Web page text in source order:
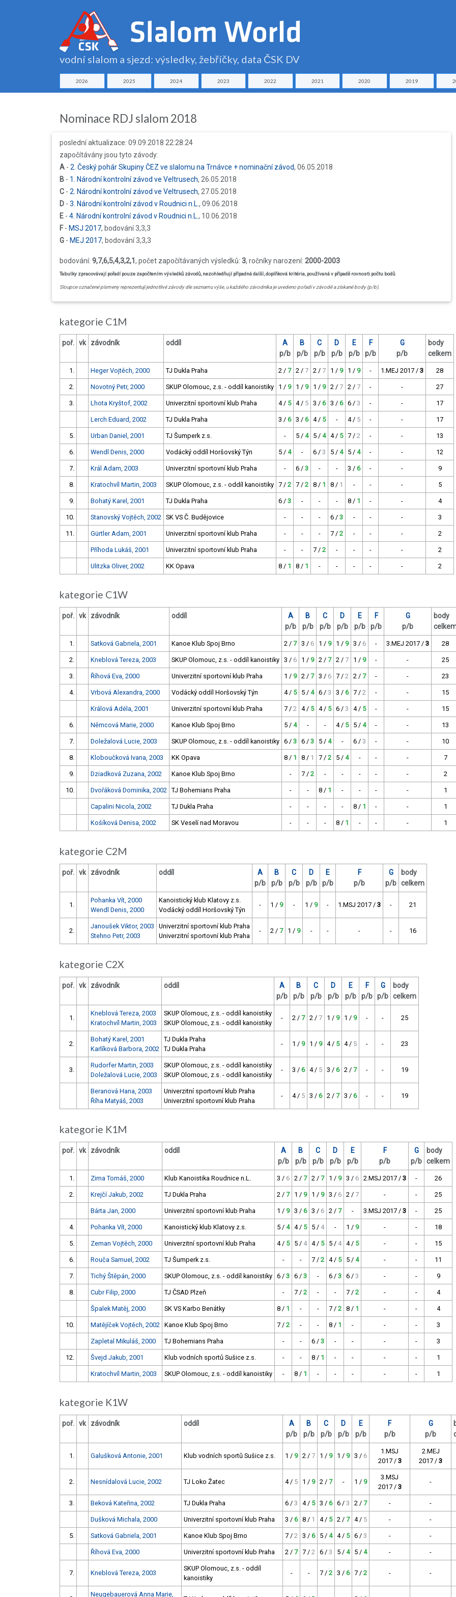
vodní slalom a sjezd: výsledky, žebříčky, data ČSK DV
2026 2025 2024 2023 2022 2021 2020 2019
Nominace RDJ slalom 2018
poslední aktualizace: 09.09.2018 22:28:24
započítávány jsou tyto závody:
A - 2. Český pohár Skupiny ČEZ ve slalomu na Trnávce + nominační závod, 06.05.2018
B - 1. Národní kontrolní závod ve Veltrusech, 26.05.2018
C - 2. Národní kontrolní závod ve Veltrusech, 27.05.2018
D - 3. Národní kontrolní závod v Roudnici n.L. , 09.06.2018
E - 4. Národní kontrolní závod v Roudnici n.L. , 10.06.2018
F- MSJ 2017, bodování 3,3,3
G - MEJ 2017, bodování 3,3,3
bodování: 9,7,6,5,4,3,2,1 , počet započítávaných výsledků: 3, ročníky narození: 2000-2003
Tabulky zpracovávají pořadí pouze započtením výsledků závodů, nezohledňují případná další, doplňková kritéria, používaná v případě rovnosti počtu bodů.
Sloupce označené písmeny reprezentují jednotlivé závody dle seznamu výše, u každého závodníka je uvedeno pořadí v závodě a získané body (p/b).
kategorie C1M
poř. vk závodník oddíl
A
p/b
B
p/b
C
p/b
D
p/b
E
p/b
F
p/b
G
p/b
body
celkem
1. Heger Vojtěch, 2000 TJ Dukla Praha 2 / 7 2 / 7 2 / 7 1 / 9 1 / 9 - 1.MEJ 2017 / 3 28
2. Novotný Petr, 2000 SKUP Olomouc, z.s. - oddíl kanoistiky 1 / 9 1 / 9 1 / 9 2 / 7 2 / 7 - - 27
3. Lhota Kryštof, 2002 Univerzitní sportovní klub Praha 4 / 5 4 / 5 3 / 6 3 / 6 6 / 3 - - 17
Lerch Eduard, 2002 TJ Dukla Praha 3 / 6 3 / 6 4 / 5 - 4 / 5 - - 17
5. Urban Daniel, 2001 TJ Šumperk z.s. - 5 / 4 5 / 4 4 / 5 7 / 2 - - 13
6. Wendl Denis, 2000 Vodácký oddíl Horšovský Týn 5 / 4 - 6 / 3 5 / 4 5 / 4 - - 12
7. Král Adam, 2003 Univerzitní sportovní klub Praha - 6 / 3 - - 3 / 6 - - 9
8. Kratochvíl Martin, 2003 SKUP Olomouc, z.s. - oddíl kanoistiky 7 / 2 7 / 2 8 / 1 8 / 1 - - - 5
9. Bohatý Karel, 2001 TJ Dukla Praha 6 / 3 - - - 8 / 1 - - 4
10. Stanovský Vojtěch, 2002 SK VS Č. Budějovice - - - 6 / 3 - - - 3
11. Gürtler Adam, 2001 Univerzitní sportovní klub Praha - - - 7 / 2 - - - 2
Příhoda Lukáš, 2001 Univerzitní sportovní klub Praha - - 7 / 2 - - - - 2
Ulitzka Oliver, 2002 KK Opava 8 / 1 8 / 1 - - - - - 2
kategorie C1W
poř. vk závodník oddíl
A
p/b
B
p/b
C
p/b
D
p/b
E
p/b
F
p/b
G
p/b
body
1. Satková Gabriela, 2001 Kanoe Klub Spoj Brno 2 / 7 3 / 6 1 / 9 1 / 9 3 / 6 - 3.MEJ 2017 / 3 28
2. Kneblová Tereza, 2003 SKUP Olomouc, z.s. - oddíl kanoistiky 3 / 6 1 / 9 2 / 7 2 / 7 1 / 9 - - 25
3. Říhová Eva, 2000 Univerzitní sportovní klub Praha 1 / 9 2 / 7 3 / 6 7 / 2 2 / 7 - - 23
4. Vrbová Alexandra, 2000 Vodácký oddíl Horšovský Týn 4 / 5 5 / 4 6 / 3 3 / 6 7 / 2 - - 15
Králová Adéla, 2001 Univerzitní sportovní klub Praha 7 / 2 4 / 5 4 / 5 6 / 3 4 / 5 - - 15
6. Němcová Marie, 2000 Kanoe Klub Spoj Brno 5 / 4 - - 4 / 5 5 / 4 - - 13
7. Doležalová Lucie, 2003 SKUP Olomouc, z.s. - oddíl kanoistiky 6 / 3 6 / 3 5 / 4 - 6 / 3 - - 10
8. Kloboučková Ivana, 2003 KK Opava 8 / 1 8 / 1 7 / 2 5 / 4 - - - 7
9. Dziadková Zuzana, 2002 Kanoe Klub Spoj Brno - 7 / 2 - - - - - 2
10. Dvořáková Dominika, 2002 TJ Bohemians Praha - - 8 / 1 - - - - 1
Capalini Nicola, 2002 TJ Dukla Praha - - - - 8 / 1 - - 1
Košíková Denisa, 2002 SK Veselí nad Moravou - - - 8 / 1 - - - 1
kategorie C2M
poř. vk závodník oddíl
A
p/b
B
p/b
C
p/b
D
p/b
E
p/b
F
p/b
G
p/b
body
celkem
1.
Pohanka Vít, 2000
Wendl Denis, 2000
Kanoistický klub Klatovy z.s.
Vodácký oddíl Horšovský Týn
- 1 / 9 - 1 / 9 - 1.MSJ 2017 / 3 - 21
2.
Janoušek Viktor, 2003
Stehno Petr, 2003
Univerzitní sportovní klub Praha
Univerzitní sportovní klub Praha
- 2 / 7 1 / 9 - - - - 16
kategorie C2X
poř. vk závodník oddíl
A
p/b
B
p/b
C
p/b
D
p/b
E
p/b
F
p/b
G
p/b
body
celkem
1.
Kneblová Tereza, 2003
Kratochvíl Martin, 2003
SKUP Olomouc, z.s. - oddíl kanoistiky
SKUP Olomouc, z.s. - oddíl kanoistiky
- 2 / 7 2 / 7 1 / 9 1 / 9 - - 25
2.
Bohatý Karel, 2001
Karlíková Barbora, 2002
TJ Dukla Praha
TJ Dukla Praha
- 1 / 9 1 / 9 4 / 5 4 / 5 - - 23
3.
Rudorfer Martin, 2003
Doležalová Lucie, 2003
SKUP Olomouc, z.s. - oddíl kanoistiky
SKUP Olomouc, z.s. - oddíl kanoistiky
- 3 / 6 4 / 5 3 / 6 2 / 7 - - 19
Beranová Hana, 2003
Říha Matyáš, 2003
Univerzitní sportovní klub Praha
Univerzitní sportovní klub Praha
- 4 / 5 3 / 6 2 / 7 3 / 6 - - 19
kategorie K1M
poř. vk závodník oddíl
A
p/b
B
p/b
C
p/b
D
p/b
E
p/b
F
p/b
G
p/b
body
celkem
1. Zima Tomáš, 2000 Klub Kanoistika Roudnice n.L. 3 / 6 2 / 7 2 / 7 1 / 9 3 / 6 2.MSJ 2017 / 3 - 26
2. Krejčí Jakub, 2002 TJ Dukla Praha 2 / 7 1 / 9 1 / 9 3 / 6 2 / 7 - - 25
Bárta Jan, 2000 Univerzitní sportovní klub Praha 1 / 9 3 / 6 3 / 6 2 / 7 - 3.MSJ 2017 / 3 - 25
4. Pohanka Vít, 2000 Kanoistický klub Klatovy z.s. 5 / 4 4 / 5 5 / 4 - 1 / 9 - - 18
5. Zeman Vojtěch, 2000 Univerzitní sportovní klub Praha 4 / 5 5 / 4 4 / 5 5 / 4 4 / 5 - - 15
6. Rouča Samuel, 2002 TJ Šumperk z.s. - - 7 / 2 4 / 5 5 / 4 - - 11
7. Tichý Štěpán, 2000 SKUP Olomouc, z.s. - oddíl kanoistiky 6 / 3 6 / 3 - 6 / 3 6 / 3 - - 9
8. Cubr Filip, 2000 TJ ČSAD Plzeň - 7 / 2 - - 7 / 2 - - 4
Špalek Matěj, 2000 SK VS Karbo Benátky 8 / 1 - - 7 / 2 8 / 1 - - 4
10. Matějíček Vojtěch, 2002 Kanoe Klub Spoj Brno 7 / 2 - - 8 / 1 - - - 3
Zapletal Mikuláš, 2000 TJ Bohemians Praha - - 6 / 3 - - - - 3
12. Švejd Jakub, 2001 Klub vodních sportů Sušice z.s. - - 8 / 1 - - - - 1
Kratochvíl Martin, 2003 SKUP Olomouc, z.s. - oddíl kanoistiky - 8 / 1 - - - - - 1
kategorie K1W
poř. vk závodník oddíl
A
p/b
B
p/b
C
p/b
D
p/b
E
p/b
F
p/b
G
p/b
1. Galušková Antonie, 2001 Klub vodních sportů Sušice z.s. 1 / 9 2 / 7 1 / 9 1 / 9 3 / 6
1.MSJ
2017 / 3
2.MEJ
2017 / 3
2. Nesnídalová Lucie, 2002 TJ Loko Žatec 4 / 5 1 / 9 2 / 7 - 1 / 9
3.MSJ
2017 / 3
-
3. Beková Kateřina, 2002 TJ Dukla Praha 6 / 3 4 / 5 3 / 6 6 / 3 2 / 7 - -
Dušková Michala, 2000 Univerzitní sportovní klub Praha 3 / 6 8 / 1 4 / 5 2 / 7 4 / 5 - -
5. Satková Gabriela, 2001 Kanoe Klub Spoj Brno 7 / 2 3 / 6 5 / 4 4 / 5 6 / 3 - -
Říhová Eva, 2000 Univerzitní sportovní klub Praha 2 / 7 7 / 2 6 / 3 5 / 4 5 / 4 - -
7. Kneblová Tereza, 2003
SKUP Olomouc, z.s. - oddíl
kanoistiky
- - 7 / 2 3 / 6 7 / 2 - -
Neugebauerová Anna Marie,